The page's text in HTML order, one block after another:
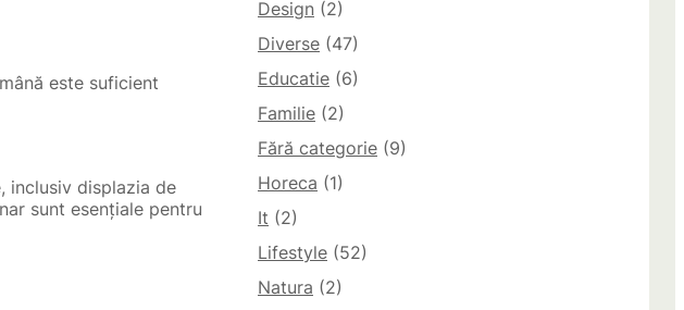
este suficient
inclusiv displazia de
sunt esențiale pentru
Design (2)
Diverse (47)
Educatie (6)
Familie (2)
Fără categorie (9)
Horeca (1)
It (2)
Lifestyle (52)
Natura (2)